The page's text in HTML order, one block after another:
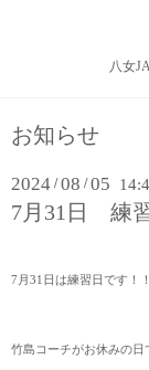
八女
お知らせ
2024 /08 /05
7月31日 練
7月31日は練習日です！！
竹島コーチがお休みの日